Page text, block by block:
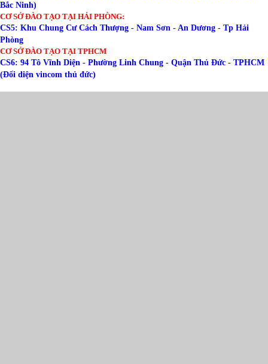
Bắc Ninh)
CƠ SỞ ĐÀO TẠO TẠI HẢI PHÒNG:
CS5: Khu Chung Cư Cách Thượng - Nam Sơn - An Dương - Tp Hải
Phòng
CƠ SỞ ĐÀO TẠO TẠI TPHCM
CS6: 94 Tô Vĩnh Diện - Phường Linh Chung - Quận Thủ Đức - TPHCM
(Đối diện vincom thủ đức)